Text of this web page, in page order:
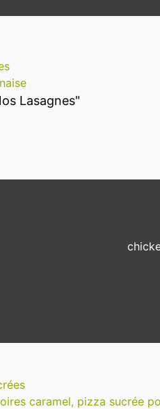
Lasagnes"
caramel, pizza sucrée